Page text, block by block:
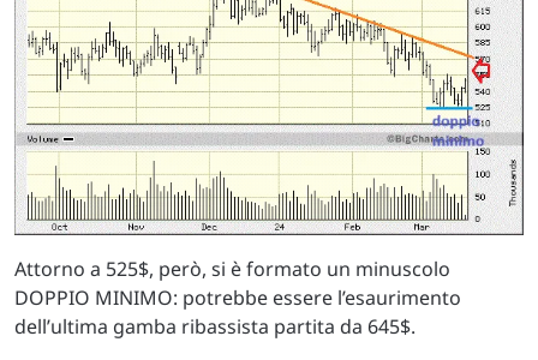
Attorno a 525$, però, si è formato un minuscolo
DOPPIO MINIMO: potrebbe essere l’esaurimento
dell’ultima gamba ribassista partita da 645$.